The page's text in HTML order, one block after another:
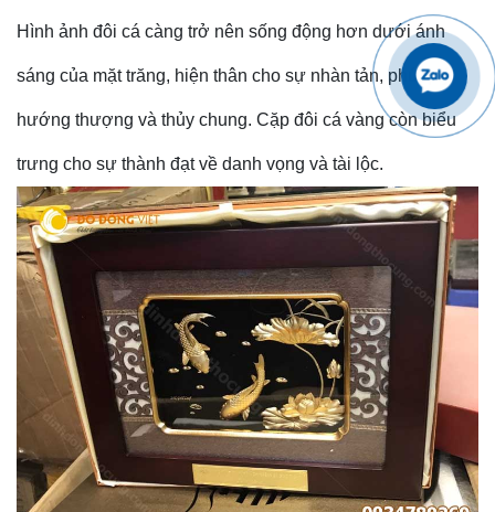
Hình ảnh đôi cá càng trở nên sống động hơn dưới ánh
sáng của mặt trăng, hiện thân cho sự nhàn tản, phú quý,
hướng thượng và thủy chung. Cặp đôi cá vàng còn biểu
trưng cho sự thành đạt về danh vọng và tài lộc.